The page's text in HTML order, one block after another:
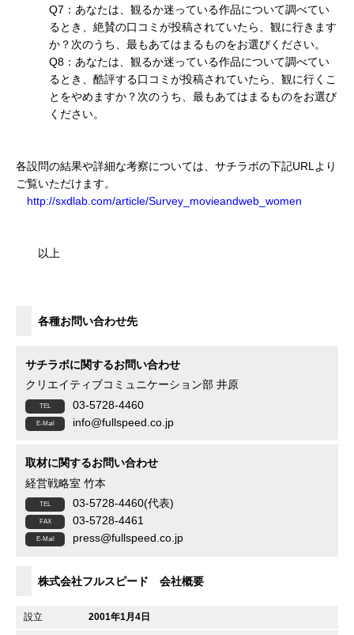
Q7：あなたは、観るか迷っている作品について調べてい
るとき、絶賛の口コミが投稿されていたら、観に行きます
か？次のうち、最もあてはまるものをお選びください。
Q8：あなたは、観るか迷っている作品について調べてい
るとき、酷評する口コミが投稿されていたら、観に行くこ
とをやめますか？次のうち、最もあてはまるものをお選び
ください。
各設問の結果や詳細な考察については、サチラボの下記URLより
ご覧いただけます。
http://sxdlab.com/article/Survey_movieandweb_women
以上
各種お問い合わせ先
サチラボに関するお問い合わせ
クリエイティブコミュニケーション部 井原
03-5728-4460
info@fullspeed.co.jp
取材に関するお問い合わせ
経営戦略室 竹本
03-5728-4460(代表)
03-5728-4461
press@fullspeed.co.jp
株式会社フルスピード 会社概要
設立 2001年1月4日